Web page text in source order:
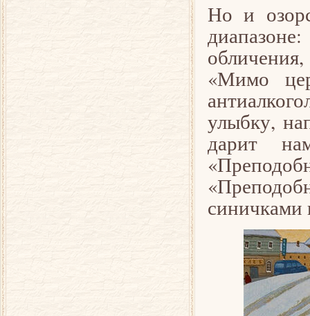
Но и
«Мимо
улыбку,
дарит
синичками